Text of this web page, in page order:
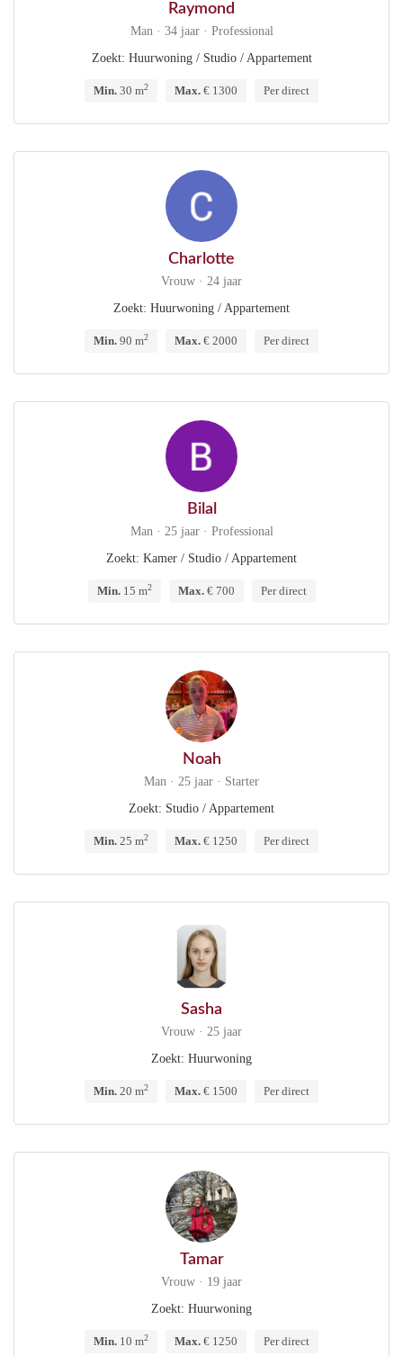
Raymond
Man · 34 jaar · Professional
Zoekt: Huurwoning / Studio / Appartement
Min. 30 m2 Max. € 1300 Per direct
Charlotte
Vrouw · 24 jaar
Zoekt: Huurwoning / Appartement
Min. 90 m2 Max. € 2000 Per direct
Bilal
Man · 25 jaar · Professional
Zoekt: Kamer / Studio / Appartement
Min.15 m2 Max.€ 700 Per direct
Noah
Man · 25 jaar · Starter
Zoekt: Studio / Appartement
Min. 25 m2 Max. € 1250 Per direct
Sasha
Vrouw · 25 jaar
Zoekt: Huurwoning
Min. 20 m2 Max. € 1500 Per direct
Tamar
Vrouw · 19 jaar
Zoekt: Huurwoning
Min. 10 m2 Max. € 1250 Per direct